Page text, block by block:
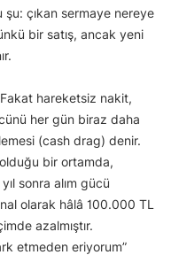
şu: çıkan sermaye nereye
bir satış, ancak yeni
hareketsiz nakit,
her gün biraz daha
(cash drag) denir.
bir ortamda,
sonra alım gücü
olarak hâlâ 100.000 TL
azalmıştır.
etmeden eriyorum”